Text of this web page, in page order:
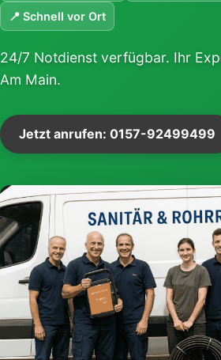
📍 Schnell vor Ort
24/7 Notdienst verfügbar. Ihr
Am Main.
Jetzt anrufen: 0157-92499499